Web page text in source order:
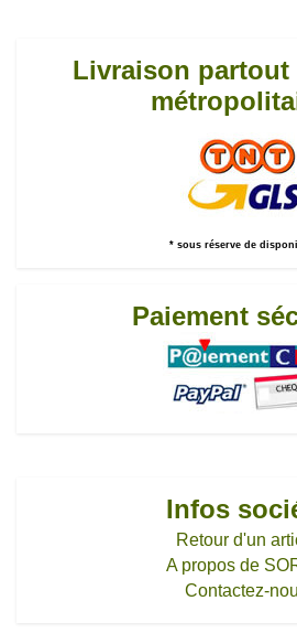
Livraison partout
* sous réserve de
Paiement
Infos
Retour d'un
A propos de
Contactez-